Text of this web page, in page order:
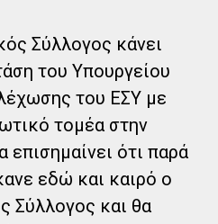
Σύλλογος κάνει
του Υπουργείου
του ΕΣΥ με
τομέα στην
επισημαίνει ότι παρά
εδώ και καιρό ο
Σύλλογος και θα